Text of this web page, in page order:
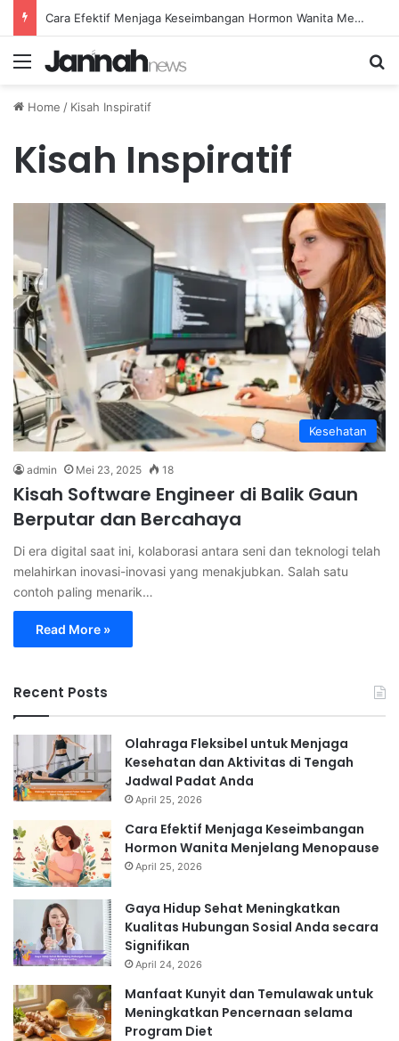
Cara Efektif Menjaga Keseimbangan Hormon Wanita Menjelang Menopause
Menu
Home / Kisah Inspiratif
Kisah Inspiratif
Kesehatan
admin Mei 23, 2025 18
Kisah Software Engineer di Balik Gaun
Berputar dan Bercahaya
Di era digital saat ini, kolaborasi antara seni dan teknologi telah
melahirkan inovasi-inovasi yang menakjubkan. Salah satu
contoh paling menarik…
Read More »
Recent Posts
Olahraga Fleksibel untuk Menjaga
Kesehatan dan Aktivitas di Tengah
Jadwal Padat Anda
April 25, 2026
Cara Efektif Menjaga Keseimbangan
Hormon Wanita Menjelang Menopause
April 25, 2026
Gaya Hidup Sehat Meningkatkan
Kualitas Hubungan Sosial Anda secara
Signifikan
April 24, 2026
Manfaat Kunyit dan Temulawak untuk
Meningkatkan Pencernaan selama
Program Diet